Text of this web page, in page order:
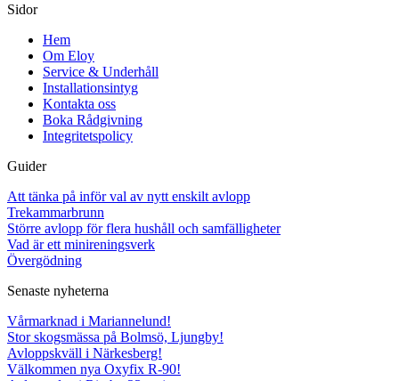
Sidor
Hem
Om Eloy
Service & Underhåll
Installationsintyg
Kontakta oss
Boka Rådgivning
Integritetspolicy
Guider
Att tänka på inför val av nytt enskilt avlopp
Trekammarbrunn
Större avlopp för flera hushåll och samfälligheter
Vad är ett minireningsverk
Övergödning
Senaste nyheterna
Vårmarknad i Mariannelund!
Stor skogsmässa på Bolmsö, Ljungby!
Avloppskväll i Närkesberg!
Välkommen nya Oxyfix R-90!